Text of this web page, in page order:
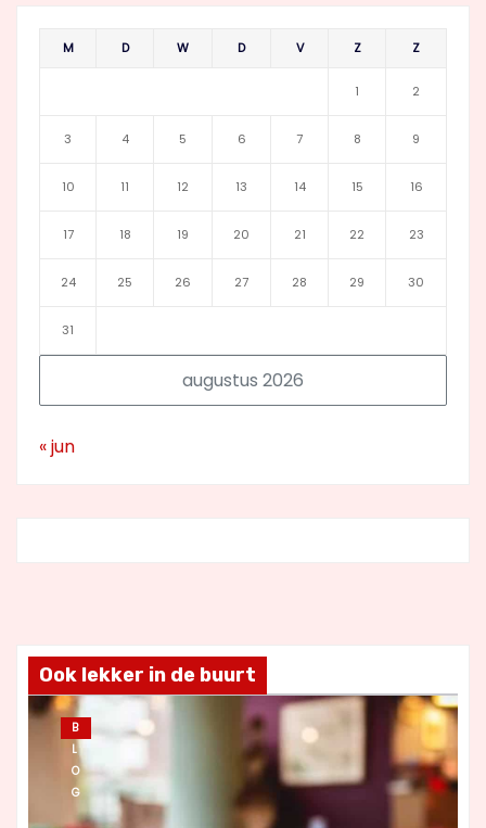
augustus 2026
M D W D V Z Z
1 2
3 4 5 6 7 8 9
10 11 12 13 14 15 16
17 18 19 20 21 22 23
24 25 26 27 28 29 30
31
« jun
Ook lekker in de buurt
B
L
O
G